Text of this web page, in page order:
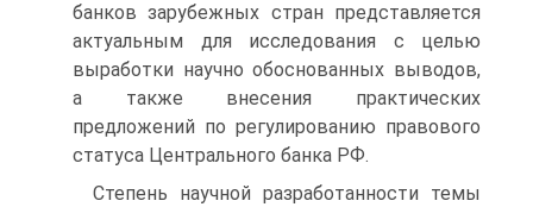
банков зарубежных стран представляется
актуальным для исследования с целью
выработки научно обоснованных выводов,
а также внесения практических
предложений по регулированию правового
статуса Центрального банка РФ.
Степень научной разработанности темы